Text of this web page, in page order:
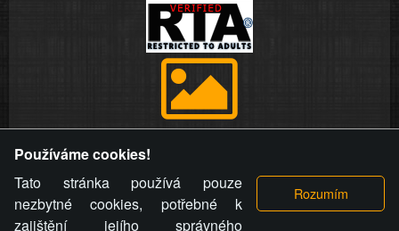
videa a komentáře. Osoba, které se toto opatření provozovatele
stránky týče, ani osoba, která umístila fotografii nebo video na
stránku, nemůže z důvodu odstranění fotografie, videa nebo
komentáře pro výše uvedenou okolnost uplatnit vůči
Používáme cookies!
Tato stránka používá pouze
nezbytné cookies, potřebné k
zajištění jejího správného